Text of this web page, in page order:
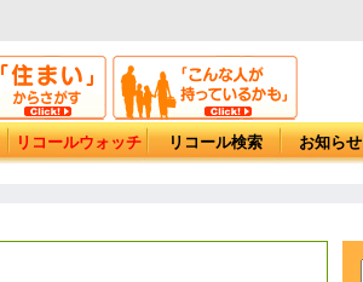
リコールウォッチ リコール検索 お知らせ